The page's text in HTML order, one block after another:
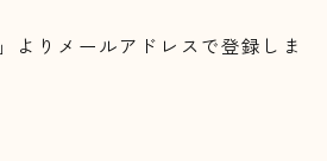
」よりメールアドレスで登録しま